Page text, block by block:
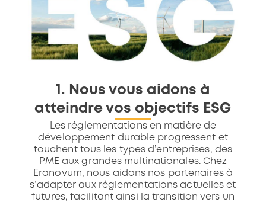
1. Nous vous aidons à
atteindre vos objectifs ESG
Les réglementations en matière de
développement durable progressent et
touchent tous les types d’entreprises, des
PME aux grandes multinationales. Chez
Eranovum, nous aidons nos partenaires à
s’adapter aux réglementations actuelles et
futures, facilitant ainsi la transition vers un